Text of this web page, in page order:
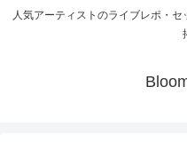
人気アーティストのライブレポ・